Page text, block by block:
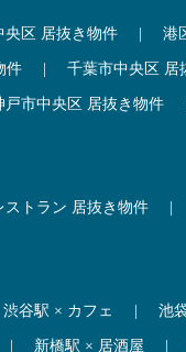
央区 居抜き物件 港
件 千葉市中央区 居
戸市中央区 居抜き物件
ストラン 居抜き物件
渋谷駅 × カフェ 池
新橋駅 × 居酒屋